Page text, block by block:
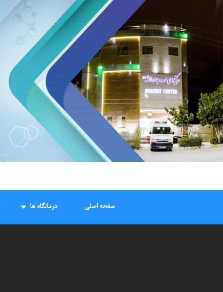
صفحه اصلی درمانگاه ها